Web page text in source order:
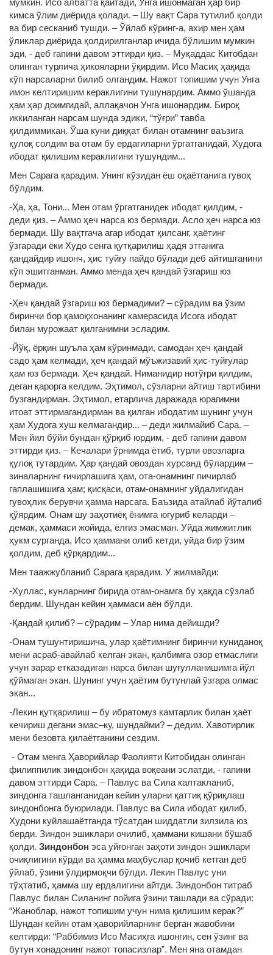
мумкин. Исо албатта қайтади, Унга ишонмаган ҳар бир
кимса ўлим диёрида қолади. – Шу вақт Сара тутилиб қолди
ва бир сесканиб тушди. – Ўйлаб кўринг-а, ахир мен ҳам
ўликлар диёрида қолдирилганлар ичида бўлишим мумкин
эди, - деб гапини давом эттирди қиз. – Муқаддас Китобдан
олинган турлича ҳикояларни ўқирдим. Исо Масиҳ ҳақида
кўп нарсаларни билиб олгандим. Нажот топишим учун Унга
имон келтиришим кераклигини тушунардим. Аммо ўшанда
ҳам ҳар доимгидай, аллақачон Унга ишонардим. Бироқ
иккиланган нарсам шунда эдики, “тўғри” тавба
қилдиммикан. Ўша куни диққат билан отамнинг ваъзига
қулоқ солдим ва отам бу ердагиларни ўргатганидай, Худога
ибодат қилишим кераклигини тушундим...
Мен Сарага қарадим. Унинг кўзидан ёш оқаётганига гувоҳ
бўлдим.
-Ҳа, ҳа, Тони... Мен отам ўргатганидек ибодат қилдим, -
деди қиз. – Аммо ҳеч нарса юз бермади. Асло ҳеч нарса юз
бермади. Шу вақтгача агар ибодат қилсанг, ҳаётинг
ўзгаради ёки Худо сенга қутқарилиш ҳадя этганига
қандайдир ишонч, ҳис туйғу пайдо бўлади деб айтишганини
кўп эшитганман. Аммо менда ҳеч қандай ўзгариш юз
бермади.
-Ҳеч қандай ўзгариш юз бермадими? – сўрадим ва ўзим
биринчи бор қамоқхонанинг камерасида Исога ибодат
билан мурожаат қилганимни эсладим.
-Йўқ, ёрқин шуъла ҳам кўринмади, самодан ҳеч қандай
садо ҳам келмади, ҳеч қандай мўъжизавий ҳис-туйғулар
ҳам юз бермади. Ҳеч қандай. Ниманидир нотўғри қилдим,
деган қарорга келдим. Эҳтимол, сўзларни айтиш тартибини
бузгандирман. Эҳтимол, етарлича даражада юрагимни
итоат эттирмагандирман ва қилган ибодатим шунинг учун
ҳам Худога хуш келмагандир... – деди жилмайиб Сара. –
Мен йил бўйи бундан қўрқиб юрдим, - деб гапини давом
эттирди қиз. – Кечалари ўрнимда ётиб, турли овозларга
қулоқ тутардим. Ҳар қандай овоздан хурсанд бўлардим –
зиналарнинг ғичирлашига ҳам, ота-онамнинг пичирлаб
гаплашишига ҳам; қисқаси, отам-онамнинг уйдалигидан
гувоҳлик берувчи ҳамма нарсага. Баъзида атайлаб йўталиб
қўярдим. Онам шу заҳотиёқ ёнимга югуриб келарди –
демак, ҳаммаси жойида, ёлғиз эмасман. Уйда жимжитлик
ҳукм сурганда, Исо ҳаммани олиб кетди, уйда бир ўзим
қолдим, деб қўрқардим...
Мен таажжубланиб Сарага қарадим. У жилмайди:
-Хуллас, кунларнинг бирида отам-онамга бу ҳақда сўзлаб
бердим. Шундан кейин ҳаммаси аён бўлди.
-Қандай қилиб? – сўрадим – Улар нима дейишди?
-Онам тушунтиришича, улар ҳаётимнинг биринчи куниданоқ
мени асраб-авайлаб келган экан, қалбимга озор етмаслиги
учун зарар етказадиган нарса билан шуғулланишимга йўл
қўймаган экан. Шунинг учун ҳаётим бутунлай ўзгара олмас
экан...
-Лекин қутқарилиш – бу ибратомуз камтарлик билан ҳаёт
кечириш дегани эмас–ку, шундайми? – дедим. Хавотирлик
мени безовта қилаётганини сездим.
- Отам менга Ҳаворийлар Фаолияти Китобидан олинган
филиппилик зиндонбон ҳақида воқеани эслатди, - гапини
давом эттирди Сара. – Павлус ва Сила калтакланиб,
зиндонга ташланганидан кейин уларни қаттиқ қўриқлаш
зиндонбонга буюрилади. Павлус ва Сила ибодат қилиб,
Худони куйлашаётганда тўсатдан шиддатли зилзила юз
берди. Зиндон эшиклари очилиб, ҳаммани кишани бўшаб
қолди. Зиндонбон эса уйғонган заҳоти зиндон эшиклари
очиқлигини кўрди ва ҳамма маҳбуслар қочиб кетган деб
ўйлаб, ўзини ўлдирмоқчи бўлди. Лекин Павлус уни
тўҳтатиб, ҳамма шу ердалигини айтди. Зиндонбон титраб
Павлус билан Силанинг пойига ўзини ташлади ва сўради:
“Жаноблар, нажот топишим учун нима қилишим керак?”
Шундан кейин отам ҳаворийларнинг берган жавобини
келтирди: “Раббимиз Исо Масиҳга ишонгин, сен ўзинг ва
бутун хонадонинг нажот топасизлар”. Мен яна отамдан